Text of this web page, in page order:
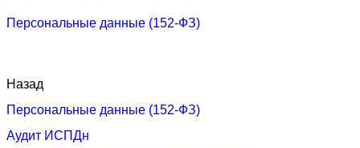
Персональные данные (152-ФЗ)
Назад
Персональные данные (152-ФЗ)
Аудит ИСПДн